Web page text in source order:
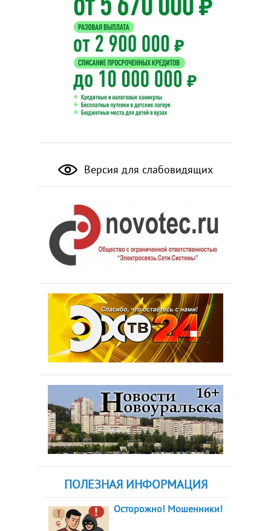
Версия для слабовидящих
ПОЛЕЗНАЯ ИНФОРМАЦИЯ
Осторожно! Мошенники!